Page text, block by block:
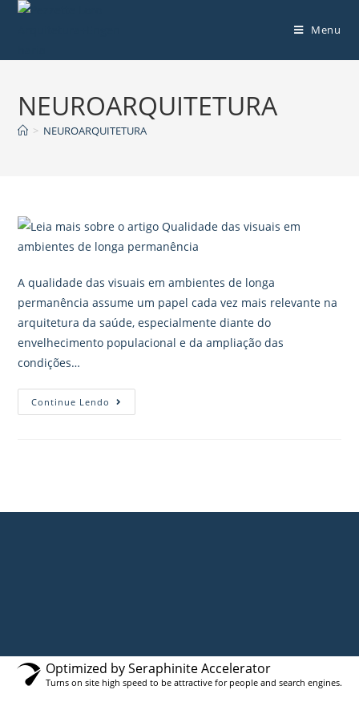
Menu
NEUROARQUITETURA
> NEUROARQUITETURA
A qualidade das visuais em ambientes de longa
permanência assume um papel cada vez mais relevante na
arquitetura da saúde, especialmente diante do
envelhecimento populacional e da ampliação das
condições…
Continue Lendo
Optimized by Seraphinite Accelerator
Turns on site high speed to be attractive for people and search engines.